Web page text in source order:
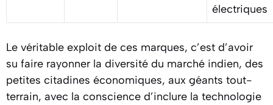
électriques
Le véritable exploit de ces marques, c’est d’avoir
su faire rayonner la diversité du marché indien, des
petites citadines économiques, aux géants tout-
terrain, avec la conscience d’inclure la technologie